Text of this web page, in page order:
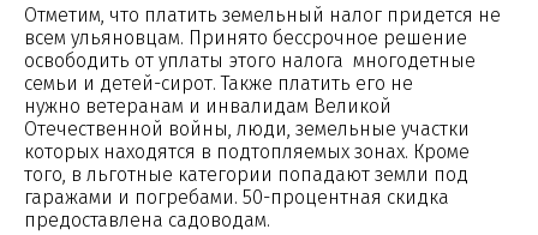
Отметим, что платить земельный налог придется не
всем ульяновцам. Принято бессрочное решение
освободить от уплаты этого налога многодетные
семьи и детей-сирот. Также платить его не
нужно ветеранам и инвалидам Великой
Отечественной войны, люди, земельные участки
которых находятся в подтопляемых зонах. Кроме
того, в льготные категории попадают земли под
гаражами и погребами. 50-процентная скидка
предоставлена садоводам.